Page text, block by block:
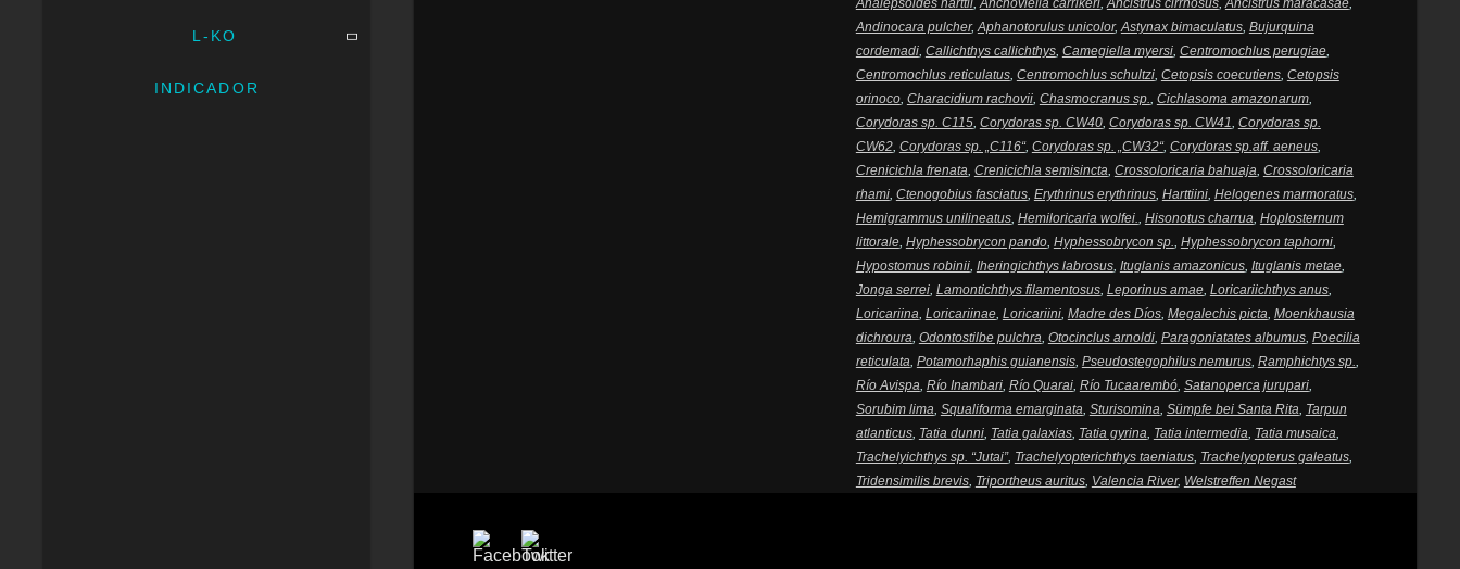
L-KO
INDICADOR
Analepsoides harttii,Anchoviella carrikeri,Ancistrus cirrhosus,Ancistrus maracasae,
Andinocara pulcher,Aphanotorulus unicolor,Astynax bimaculatus, Bujurquina
cordemadi, Callichthys callichthys, Camegiella myersi, Centromochlus perugiae,
Centromochlus reticulatus, Centromochlus schultzi, Cetopsis coecutiens, Cetopsis
orinoco, Characidium rachovii, Chasmocranus sp., Cichlasoma amazonarum,
Corydoras sp. C115, Corydoras sp. CW40, Corydoras sp. CW41, Corydoras sp.
CW62, Corydoras sp. „C116“, Corydoras sp. „CW32“, Corydoras sp.aff. aeneus,
Crenicichla frenata, Crenicichla semisincta, Crossoloricaria bahuaja, Crossoloricaria
rhami, Ctenogobius fasciatus, Erythrinus erythrinus, Harttiini, Helogenes marmoratus,
Hemigrammus unilineatus, Hemiloricaria wolfei., Hisonotus charrua, Hoplosternum
littorale, Hyphessobrycon pando, Hyphessobrycon sp., Hyphessobrycon taphorni,
Hypostomus robinii, Iheringichthys labrosus, Ituglanis amazonicus, Ituglanis metae,
Jonga serrei, Lamontichthys filamentosus, Leporinus amae, Loricariichthys anus,
Loricariina, Loricariinae, Loricariini, Madre des Díos, Megalechis picta, Moenkhausia
dichroura, Odontostilbe pulchra, Otocinclus arnoldi, Paragoniatates albumus, Poecilia
reticulata, Potamorhaphis guianensis, Pseudostegophilus nemurus, Ramphichtys sp.,
Río Avispa, Río Inambari, Río Quarai, Río Tucaarembó, Satanoperca jurupari,
Sorubim lima, Squaliforma emarginata, Sturisomina, Sümpfe bei Santa Rita, Tarpun
atlanticus, Tatia dunni, Tatia galaxias, Tatia gyrina, Tatia intermedia, Tatia musaica,
Trachelyichthys sp. “Jutai”, Trachelyopterichthys taeniatus, Trachelyopterus galeatus,
Tridensimilis brevis, Triportheus auritus, Valencia River, Welstreffen Negast